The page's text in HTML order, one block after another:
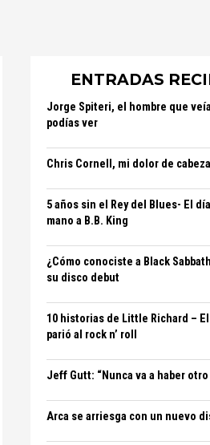
ENTRADAS
Jorge Spiteri, el hombre que
podías ver
Chris Cornell, mi dolor de cabeza
5 años sin el Rey del Blues- El
mano a B.B. King
¿Cómo conociste a Black
su disco debut
10 historias de Little Richard –
parió al rock n’ roll
Jeff Gutt: “Nunca va a haber
Arca se arriesga con un nuevo